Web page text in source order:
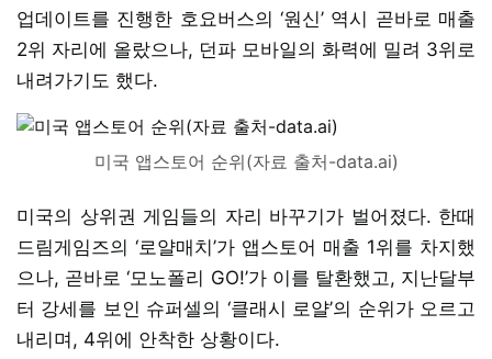
업데이트를 진행한 호요버스의 ‘원신’ 역시 곧바로 매출
2위 자리에 올랐으나, 던파 모바일의 화력에 밀려 3위로
내려가기도 했다.
미국 앱스토어 순위(자료 출처-data.ai)
미국의 상위권 게임들의 자리 바꾸기가 벌어졌다. 한때
드림게임즈의 ‘로얄매치’가 앱스토어 매출 1위를 차지했
으나, 곧바로 ‘모노폴리 GO!’가 이를 탈환했고, 지난달부
터 강세를 보인 슈퍼셀의 ‘클래시 로얄’의 순위가 오르고
내리며, 4위에 안착한 상황이다.